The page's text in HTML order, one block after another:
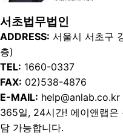
서초법무법인
ADDRESS: 서울시 서초구
층)
TEL: 1660-0337
FAX: 02)538-4876
E-MAIL: help@anlab.co.kr
365일, 24시간! 에이앤랩
담 가능합니다.